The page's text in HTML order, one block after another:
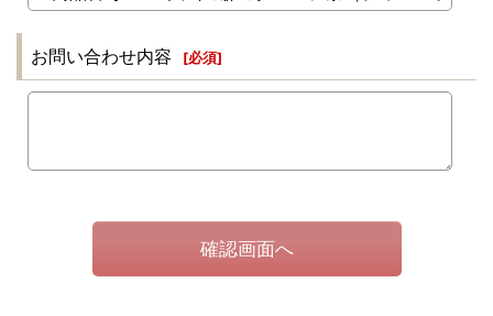
お問い合わせ内容 [必須]
確認画面へ